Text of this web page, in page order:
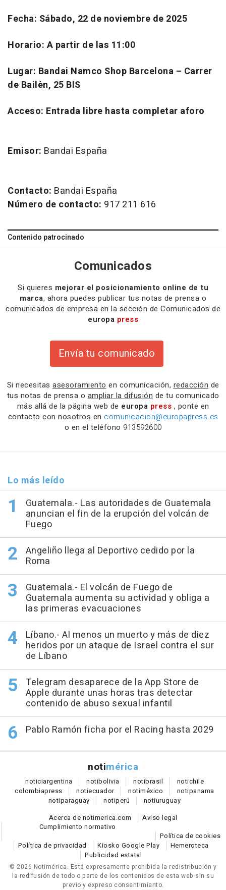
Fecha: Sábado, 22 de noviembre de 2025
Horario: A partir de las 11:00
Lugar: Bandai Namco Shop Barcelona – Carrer
de Bailèn, 25 BIS
Acceso: Entrada libre hasta completar aforo
Emisor: Bandai España
Contacto: Bandai España
Número de contacto: 917 211 616
Contenido patrocinado
Comunicados
Si quieres mejorar el posicionamiento online de tu
marca, ahora puedes publicar tus notas de prensa o
comunicados de empresa en la sección de Comunicados de
europa press
Envía tu comunicado
Si necesitas asesoramiento en comunicación, redacción de
tus notas de prensa o ampliar la difusión de tu comunicado
más allá de la página web de europa press , ponte en
contacto con nosotros en comunicacion@europapress.es
o en el teléfono 913592600
Lo más leído
Guatemala.- Las autoridades de Guatemala
anuncian el fin de la erupción del volcán de
Fuego
Angeliño llega al Deportivo cedido por la
Roma
Guatemala.- El volcán de Fuego de
Guatemala aumenta su actividad y obliga a
las primeras evacuaciones
Líbano.- Al menos un muerto y más de diez
heridos por un ataque de Israel contra el sur
de Líbano
Telegram desaparece de la App Store de
Apple durante unas horas tras detectar
contenido de abuso sexual infantil
Pablo Ramón ficha por el Racing hasta 2029
notimérica
noticiargentina notibolivia notibrasil notichile
colombiapress notiecuador notiméxico notipanama
notiparaguay notiperú notiuruguay
Acerca de notimerica.com
Aviso legal
Cumplimiento normativo
Política de cookies
Política de privacidad
Kiosko Google Play
Hemeroteca
Publicidad estatal
© 2026 Notimérica. Está expresamente prohibida la redistribución y
la redifusión de todo o parte de los contenidos de esta web sin su
previo y expreso consentimiento.